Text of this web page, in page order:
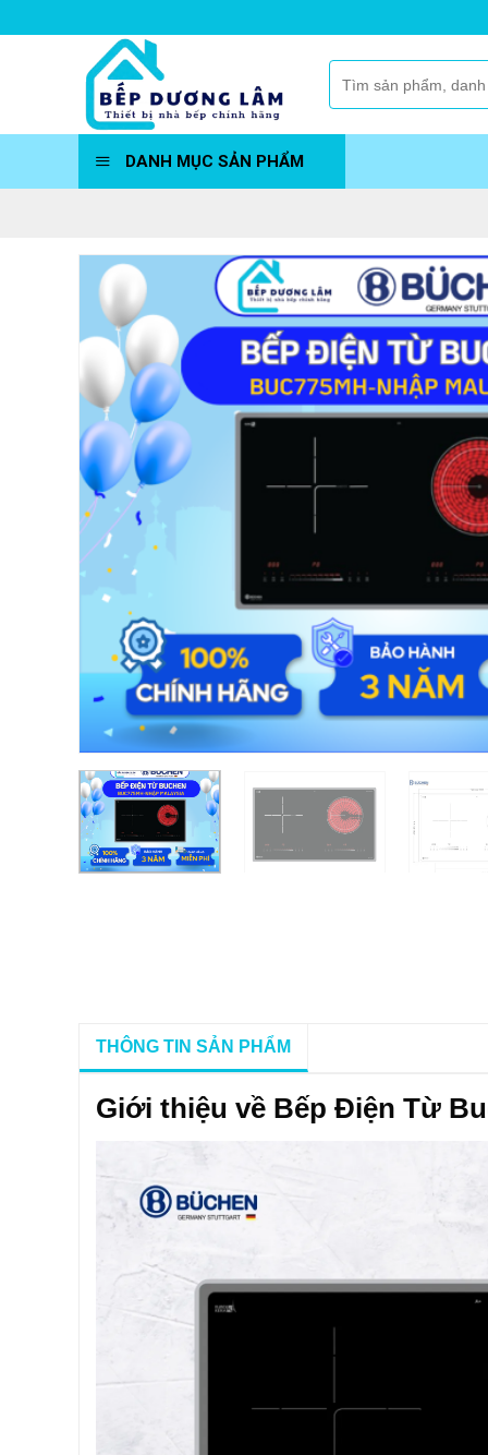
to
Tìm
kiếm:
DANH MỤC SẢN PHẨM
THÔNG TIN SẢN PHẨM
Giới thiệu về Bếp Điện Từ